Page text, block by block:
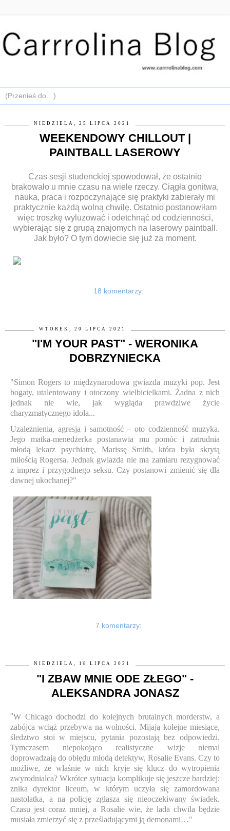
NIEDZIELA, 25 LIPCA 2021
WEEKENDOWY CHILLOUT |
PAINTBALL LASEROWY
Czas sesji studenckiej spowodował, że ostatnio
brakowało u mnie czasu na wiele rzeczy. Ciągła gonitwa,
nauka, praca i rozpoczynające się praktyki zabierały mi
praktycznie każdą wolną chwilę. Ostatnio postanowiłam
więc troszkę wyluzować i odetchnąć od codzienności,
wybierając się z grupą znajomych na laserowy paintball.
Jak było? O tym dowiecie się już za moment.
18 komentarzy:
WTOREK, 20 LIPCA 2021
"I'M YOUR PAST" - WERONIKA
DOBRZYNIECKA
"Simon Rogers to międzynarodowa gwiazda muzyki pop. Jest
bogaty, utalentowany i otoczony wielbicielkami. Żadna z nich
jednak nie wie, jak wygląda prawdziwe życie
charyzmatycznego idola...
Uzależnienia, agresja i samotność – oto codzienność muzyka.
Jego matka-menedżerka postanawia mu pomóc i zatrudnia
młodą lekarz psychiatrę, Marissę Smith, która była skrytą
miłością Rogersa. Jednak gwiazda nie ma zamiaru rezygnować
z imprez i przygodnego seksu. Czy postanowi zmienić się dla
dawnej ukochanej?"
7 komentarzy:
NIEDZIELA, 18 LIPCA 2021
"I ZBAW MNIE ODE ZŁEGO" -
ALEKSANDRA JONASZ
"W Chicago dochodzi do kolejnych brutalnych morderstw, a
zabójca wciąż przebywa na wolności. Mijają kolejne miesiące,
śledztwo stoi w miejscu, pytania pozostają bez odpowiedzi.
Tymczasem niepokojąco realistyczne wizje niemal
doprowadzają do obłędu młodą detektyw, Rosalie Evans. Czy to
możliwe, że właśnie w nich kryje się klucz do wytropienia
zwyrodnialca? Wkrótce sytuacja komplikuje się jeszcze bardziej:
znika dyrektor liceum, w którym uczyła się zamordowana
nastolatka, a na policję zgłasza się nieoczekiwany świadek.
Czasu jest coraz mniej, a Rosalie wie, że lada chwila będzie
musiała zmierzyć się z prześladującymi ją demonami…"